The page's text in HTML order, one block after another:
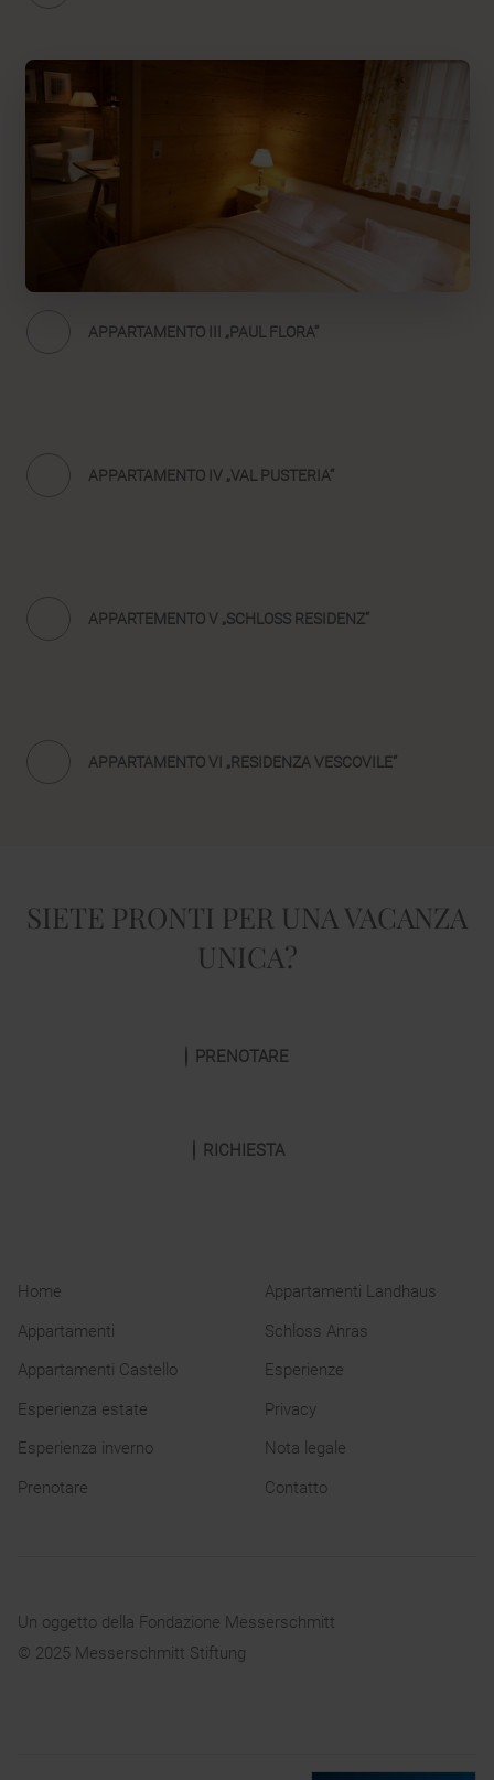
APPARTAMENTO III „PAUL FLORA“
APPARTAMENTO IV „VAL PUSTERIA“
APPARTEMENTO V „SCHLOSS RESIDENZ“
APPARTAMENTO VI „RESIDENZA VESCOVILE“
SIETE PRONTI PER UNA VACANZA
UNICA?
PRENOTARE
RICHIESTA
Home
Appartamenti
Appartamenti Castello
Appartamenti Landhaus
Schloss Anras
Esperienze
Esperienza estate
Esperienza inverno
Prenotare
Privacy
Nota legale
Contatto
Un oggetto della Fondazione Messerschmitt
© 2025 Messerschmitt Stiftung